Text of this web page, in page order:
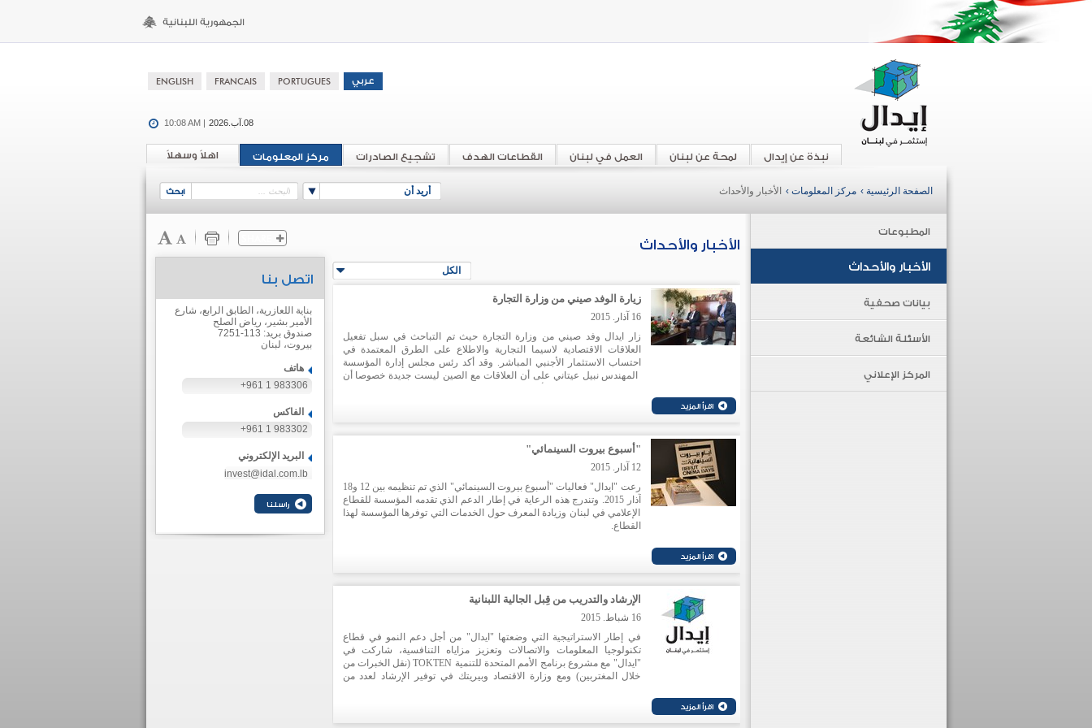
08.آب.2026 10:08 AM |
اهلاً وسهلاً مركز المعلومات تشجيع الصادرات القطاعات الهدف العمل في لبنان لمحة عن لبنان نبذة عن إيدال
أريد أن الصفحة الرئيسية › مركز المعلومات › الأخبار والأحداث
المطبوعات
الأخبار والأحداث
بيانات صحفية
الأسئلة الشائعة
المركز الإعلاني
الأخبار والأحداث
الكل
زيارة الوفد صيني من وزارة التجارة
16 آذار. 2015
زار ايدال وفد صيني من وزارة التجارة حيث تم التباحث في سبل تفعيل
العلاقات الاقتصادية لاسيما التجارية والاطلاع على الطرق المعتمدة في
احتساب الاستثمار الأجنبي المباشر. وقد أكد رئس مجلس إدارة المؤسسة
المهندس نبيل عيتاني على أن العلاقات مع الصين ليست جديدة خصوصا أن
"أسبوع بيروت السينمائي"
12 آذار. 2015
رعت "ايدال" فعاليات "أسبوع بيروت السينمائي" الذي تم تنظيمه بين 12 و18
آذار 2015. وتندرج هذه الرعاية في إطار الدعم الذي تقدمه المؤسسة للقطاع
الإعلامي في لبنان وزيادة المعرف حول الخدمات التي توفرها المؤسسة لهذا
القطاع.
الإرشاد والتدريب من قِبل الجالية اللبنانية
16 شباط. 2015
في إطار الاستراتيجية التي وضعتها "ايدال" من أجل دعم النمو في قطاع
تكنولوجيا المعلومات والاتصالات وتعزيز مزاياه التنافسية، شاركت في
"ايدال" مع مشروع برنامج الأمم المتحدة للتنمية TOKTEN (نقل الخبرات من
خلال المغتربين) ومع وزارة الاقتصاد وبيريتك في توفير الإرشاد لعدد من
اتصل بنا
بناية اللعازرية، الطابق الرابع، شارع
الأمير بشير، رياض الصلح
صندوق بريد: 113-7251
بيروت، لبنان
هاتف
+961 1 983306
الفاكس
+961 1 983302
البريد الإلكتروني
invest@idal.com.lb